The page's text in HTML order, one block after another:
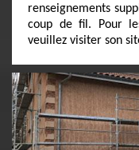
renseignements
coup de fil. Pour
veuillez visiter son